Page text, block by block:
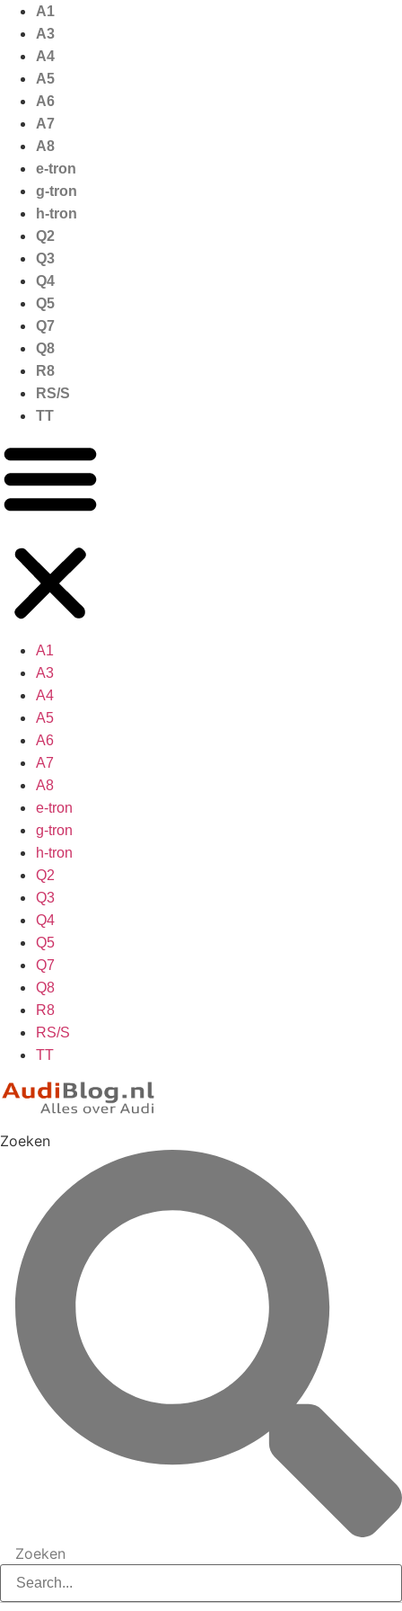
naar
inhoud
A1
A3
A4
A5
A6
A7
A8
e-tron
g-tron
h-tron
Q2
Q3
Q4
Q5
Q7
Q8
R8
RS/S
TT
A1
A3
A4
A5
A6
A7
A8
e-tron
g-tron
h-tron
Q2
Q3
Q4
Q5
Q7
Q8
R8
RS/S
TT
Zoeken
Zoeken